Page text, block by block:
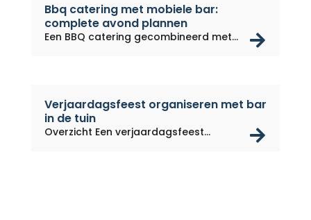
Bbq catering met mobiele bar:
complete avond plannen
Een BBQ catering gecombineerd met
Verjaardagsfeest organiseren met bar
in de tuin
Overzicht Een verjaardagsfeest...